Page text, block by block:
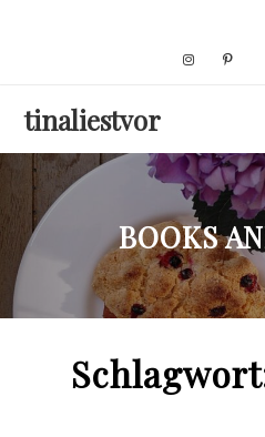
tinaliestvor
BOOKS